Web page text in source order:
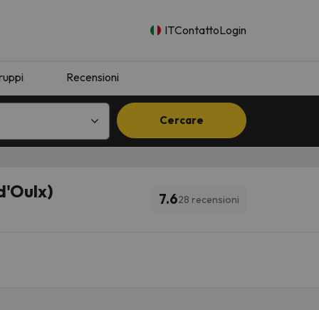
ITContattoLogin
Recensioni
Cercare
7.628 recensioni